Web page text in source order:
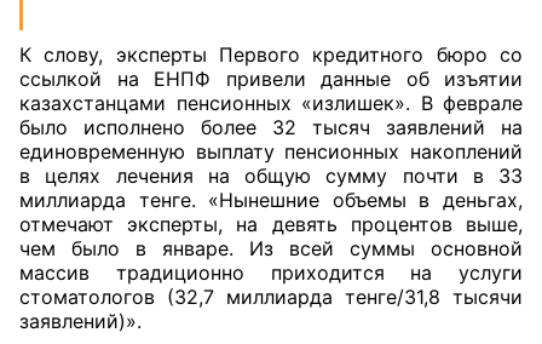
К слову, эксперты Первого кредитного бюро со
ссылкой на ЕНПФ привели данные об изъятии
казахстанцами пенсионных «излишек». В феврале
было исполнено более 32 тысяч заявлений на
единовременную выплату пенсионных накоплений
в целях лечения на общую сумму почти в 33
миллиарда тенге. «Нынешние объемы в деньгах,
отмечают эксперты, на девять процентов выше,
чем было в январе. Из всей суммы основной
массив традиционно приходится на услуги
стоматологов (32,7 миллиарда тенге/31,8 тысячи
заявлений)».